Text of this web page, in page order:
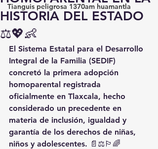
Tianguis peligrosa 1370am huamantla
HISTORIA DEL ESTADO
⚖️💖👶
El Sistema Estatal para el Desarrollo
Integral de la Familia (SEDIF)
concretó la primera adopción
homoparental registrada
oficialmente en Tlaxcala, hecho
considerado un precedente en
materia de inclusión, igualdad y
garantía de los derechos de niñas,
niños y adolescentes. 📄⚖️🏳️‍🌈